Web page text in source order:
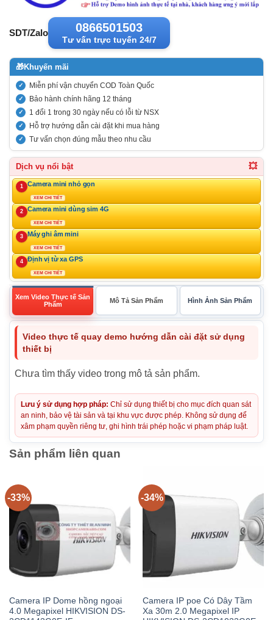
SDT/Zalo 0866501503
Tư vấn trực tuyến 24/7
🎁Khuyến mãi
Miễn phí vận chuyển COD Toàn Quốc
Bảo hành chính hãng 12 tháng
1 đổi 1 trong 30 ngày nếu có lỗi từ NSX
Hỗ trợ hướng dẫn cài đặt khi mua hàng
Tư vấn chọn đúng mẫu theo nhu cầu
Dịch vụ nổi bật 💥
1 Camera mini nhỏ gọn
XEM CHI TIẾT
2 Camera mini dùng sim 4G
XEM CHI TIẾT
3 Máy ghi âm mini
XEM CHI TIẾT
4 Định vị từ xa GPS
XEM CHI TIẾT
Xem Video Thực tế Sản
Phẩm
Mô Tả Sản Phẩm Hình Ảnh Sản Phẩm
Video thực tế quay demo hướng dẫn cài đặt sử dụng
thiết bị
Chưa tìm thấy video trong mô tả sản phẩm.
Lưu ý sử dụng hợp pháp: Chỉ sử dụng thiết bị cho mục đích quan sát
an ninh, bảo vệ tài sản và tại khu vực được phép. Không sử dụng để
xâm phạm quyền riêng tư, ghi hình trái phép hoặc vi phạm pháp luật.
Sản phẩm liên quan
-33%
Camera IP Dome hồng ngoại
4.0 Megapixel HIKVISION DS-
-34%
Camera IP poe Có Dây Tầm
Xa 30m 2.0 Megapixel IP